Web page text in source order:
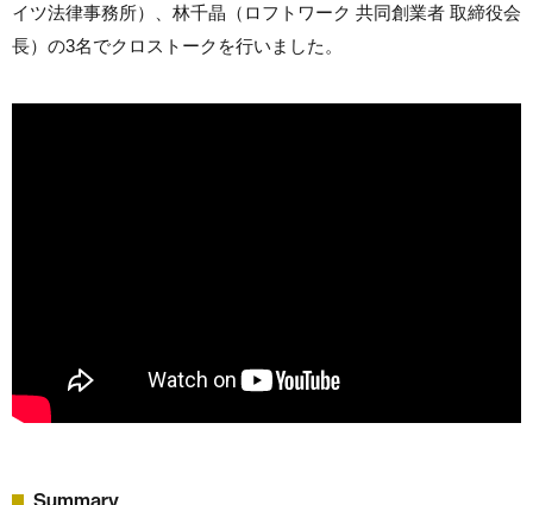
イツ法律事務所）、林千晶（ロフトワーク 共同創業者 取締役会
長）の3名でクロストークを行いました。